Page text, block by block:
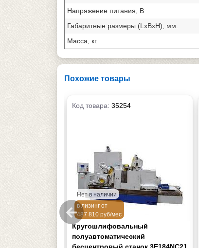
Напряжение питания, В
Габаритные размеры (LxBxH), мм.
Масса, кг.
Похожие товары
Код товара: 35254
Нет в наличии
в лизинг от
487 810 руб/мес
Кругошлифовальный
полуавтоматический